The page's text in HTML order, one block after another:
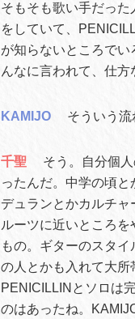
そもそも歌い手だっ
をしていて、
が知らないところで
んなに言われて、仕方
KAMIJO そういう流
千聖
そう。自分個
ったんだ。中学の頃
デュランとかカルチ
ルーツに近いところ
もの。ギターのスタ
の人とかも入れて大所
PENICILLINとソロは
のはあったね。